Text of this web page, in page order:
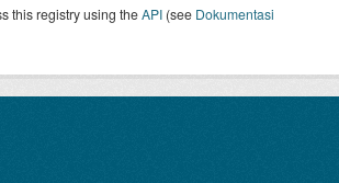
this registry using theAPI (see Dokumentasi